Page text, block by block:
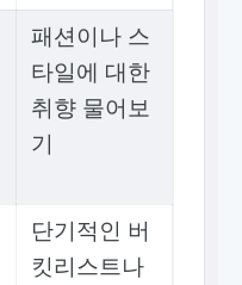
패션이나 스
타일에 대한
취향 물어보
기
단기적인 버
킷리스트나